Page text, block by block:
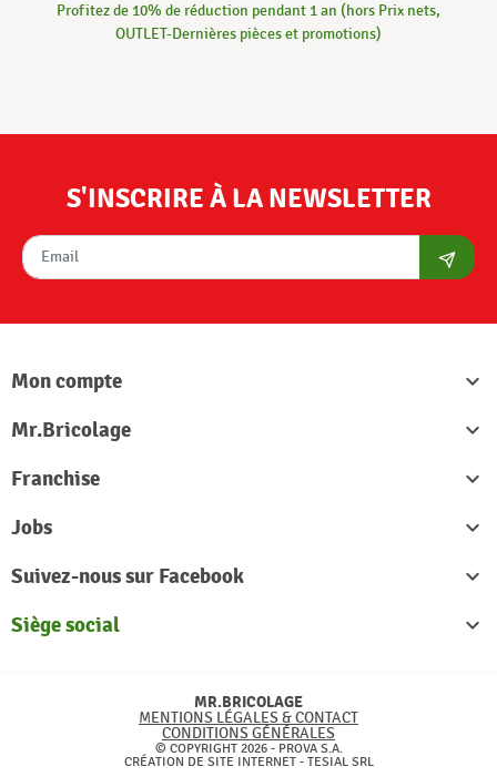
Profitez de 10% de réduction pendant 1 an (hors Prix nets,
OUTLET-Dernières pièces et promotions)
S'INSCRIRE À LA NEWSLETTER
Mon compte

Mr.Bricolage

Franchise

Jobs

Suivez-nous sur Facebook

Siège social

MR.BRICOLAGE
MENTIONS LÉGALES & CONTACT
CONDITIONS GÉNÉRALES
© COPYRIGHT 2026 - PROVA S.A.
CRÉATION DE SITE INTERNET - TESIAL SRL